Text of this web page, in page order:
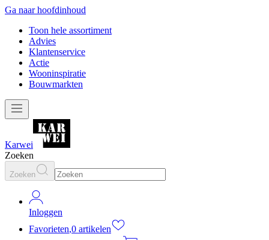
Ga naar hoofdinhoud
Toon hele assortiment
Advies
Klantenservice
Actie
Wooninspiratie
Bouwmarkten
Karwei
Zoeken
Zoeken
Inloggen
Favorieten,0 artikelen